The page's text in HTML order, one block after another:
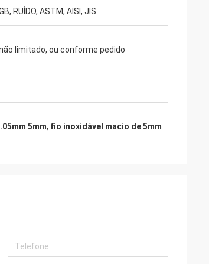
RUÍDO, ASTM, AISI, JIS
limitado, ou conforme pedido
5mm, fio inoxidável macio de 5mm